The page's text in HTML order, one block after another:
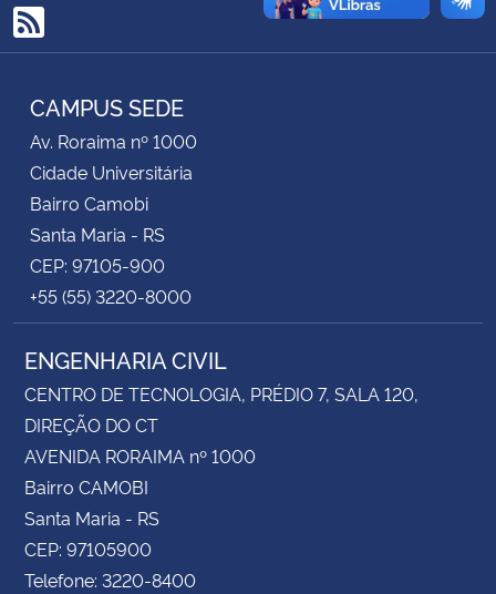
Controladoria-Geral da União
Secretaria-Geral
Secretaria de Governo
Gabinete de Segurança Institucional
Advocacia-Geral da União
RSS
CAMPUS SEDE
Av. Roraima nº 1000
Cidade Universitária
Bairro Camobi
Santa Maria - RS
CEP: 97105-900
+55 (55) 3220-8000
ENGENHARIA CIVIL
CENTRO DE TECNOLOGIA, PRÉDIO 7, SALA 120,
DIREÇÃO DO CT
AVENIDA RORAIMA nº 1000
Bairro CAMOBI
Santa Maria - RS
CEP: 97105900
Telefone: 3220-8400